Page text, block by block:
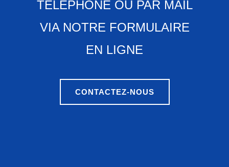
TÉLÉPHONE OU PAR MAIL
VIA NOTRE FORMULAIRE
EN LIGNE
CONTACTEZ-NOUS